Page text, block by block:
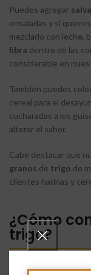
Puedes agregar
ensaladas y si
mezclarlo con leche,
fibra dentro de las
considerable en
También puedes
cereal para el
cucharadas a los
alterar el sabor.
Cabe destacar que
granos de trigo de
clientes harinas y
¿Cómo
trigo?